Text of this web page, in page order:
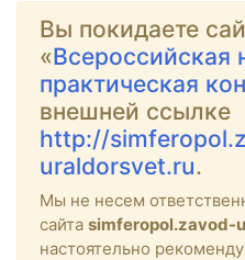
Вы покидаете
«Всероссийская
практическая
внешней ссылке
http://
uraldorsvet.ru.
Мы не несем
сайта simferopol.zavod-
настоятельно